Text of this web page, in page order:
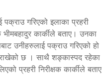
गरिएको इलाका प्रहरी
भीमबहादुर कार्कीले बताए। उनका
उनीहरुलाई पक्राउ गरिएको हो
राखेको छ । साथै शङ्कास्पद रहेका
प्रहरी निरीक्षक कार्कीले बताए